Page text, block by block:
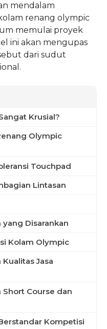
mendalam
renang olympic
memulai proyek
ini akan mengupas
dari sudut
Krusial?
Olympic
Touchpad
Lintasan
Disarankan
Kolam Olympic
Jasa
Course dan
Kompetisi